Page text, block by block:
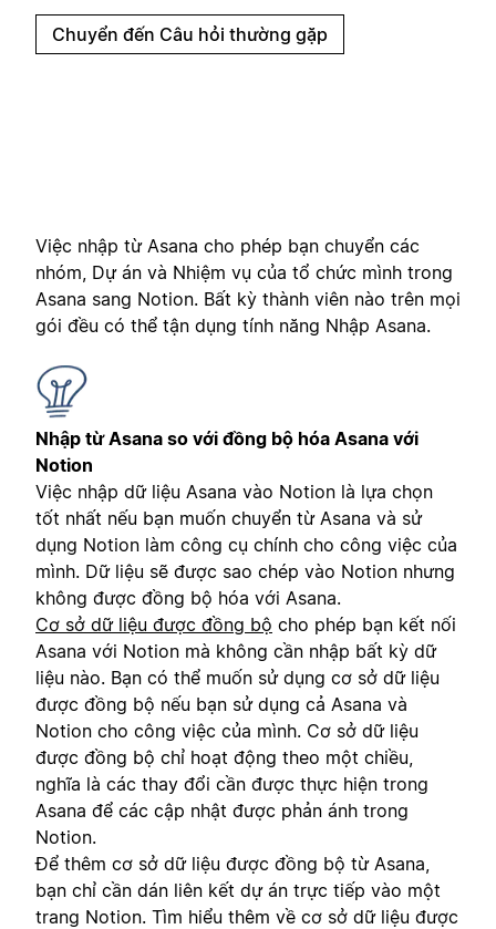
Chuyển đến Câu hỏi thường gặp
Việc nhập từ Asana cho phép bạn chuyển các
nhóm, Dự án và Nhiệm vụ của tổ chức mình trong
Asana sang Notion. Bất kỳ thành viên nào trên mọi
gói đều có thể tận dụng tính năng Nhập Asana.
Nhập từ Asana so với đồng bộ hóa Asana với
Notion
Việc nhập dữ liệu Asana vào Notion là lựa chọn
tốt nhất nếu bạn muốn chuyển từ Asana và sử
dụng Notion làm công cụ chính cho công việc của
mình. Dữ liệu sẽ được sao chép vào Notion nhưng
không được đồng bộ hóa với Asana.
Cơ sở dữ liệu được đồng bộ cho phép bạn kết nối
Asana với Notion mà không cần nhập bất kỳ dữ
liệu nào. Bạn có thể muốn sử dụng cơ sở dữ liệu
được đồng bộ nếu bạn sử dụng cả Asana và
Notion cho công việc của mình. Cơ sở dữ liệu
được đồng bộ chỉ hoạt động theo một chiều,
nghĩa là các thay đổi cần được thực hiện trong
Asana để các cập nhật được phản ánh trong
Notion.
Để thêm cơ sở dữ liệu được đồng bộ từ Asana,
bạn chỉ cần dán liên kết dự án trực tiếp vào một
trang Notion. Tìm hiểu thêm về cơ sở dữ liệu được